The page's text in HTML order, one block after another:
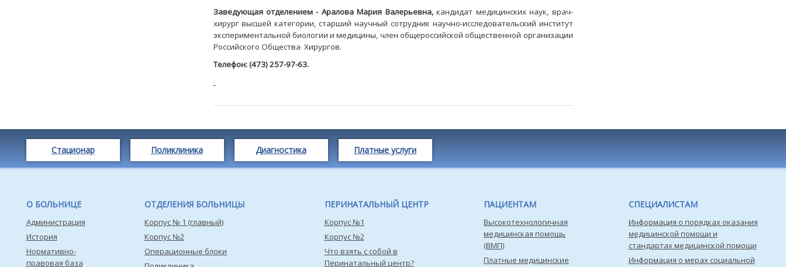
Заведующая отделением - Аралова Мария Валерьевна,кандидат медицинских наук, врач-
хирург высшей категории, старший научный сотрудник научно-исследовательский институт
экспериментальной биологии и медицины, член общероссийской общественной организации
Российского Общества Хирургов.
Телефон: (473) 257-97-63.
Стационар Поликлиника Диагностика Платные услуги
О БОЛЬНИЦЕ
Администрация
История
Нормативно-
правовая база
ОТДЕЛЕНИЯ БОЛЬНИЦЫ
Корпус № 1 (главный)
Корпус №2
Операционные блоки
ПЕРИНАТАЛЬНЫЙ ЦЕНТР
Корпус №1
Корпус №2
Что взять с собой в
Перинатальный центр?
ПАЦИЕНТАМ
Высокотехнологичная
медицинская помощь
(ВМП)
Платные медицинские
СПЕЦИАЛИСТАМ
Информация о порядках оказания
медицинской помощи и
стандартах медицинской помощи
Информация о мерах социальной